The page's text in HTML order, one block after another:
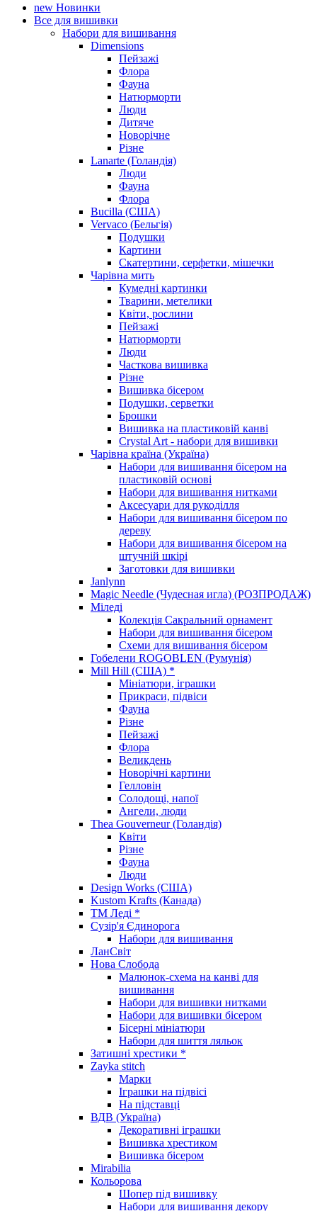
new Новинки
Все для вишивки
Набори для вишивання
Dimensions
Пейзажі
Флора
Фауна
Натюрморти
Люди
Дитяче
Новорічне
Різне
Lanarte (Голандія)
Люди
Фауна
Флора
Bucilla (США)
Vervaco (Бельгія)
Подушки
Картини
Скатертини, серфетки, мішечки
Чарiвна мить
Кумедні картинки
Тварини, метелики
Квіти, рослини
Пейзажі
Натюрморти
Люди
Часткова вишивка
Різне
Вишивка бісером
Подушки, серветки
Брошки
Вишивка на пластиковій канві
Crystal Art - набори для вишивки
Чарівна країна (Україна)
Набори для вишивання бісером на
пластиковій основі
Набори для вишивання нитками
Аксесуари для рукоділля
Набори для вишивання бісером по
дереву
Набори для вишивання бісером на
штучній шкірі
Заготовки для вишивки
Janlynn
Magic Needle (Чудесная игла) (РОЗПРОДАЖ)
Міледі
Колекція Сакральний орнамент
Набори для вишивання бісером
Схеми для вишивання бісером
Гобелени ROGOBLEN (Румунія)
Mill Hill (США) *
Мініатюри, іграшки
Прикраси, підвіси
Фауна
Різне
Пейзажі
Флора
Великдень
Новорічні картини
Гелловін
Солодощі, напої
Ангели, люди
Thea Gouverneur (Голандія)
Квіти
Різне
Фауна
Люди
Design Works (США)
Kustom Krafts (Канада)
ТМ Леді *
Сузір'я Єдинорога
Набори для вишивання
ЛанСвіт
Нова Слобода
Малюнок-схема на канві для
вишивання
Набори для вишивки нитками
Набори для вишивки бісером
Бісерні мініатюри
Набори для шиття ляльок
Затишні хрестики *
Zayka stitch
Марки
Іграшки на підвісі
На підставці
ВДВ (Україна)
Декоративні іграшки
Вишивка хрестиком
Вишивка бісером
Mirabilia
Кольорова
Шопер під вишивку
Набори для вишивання декору